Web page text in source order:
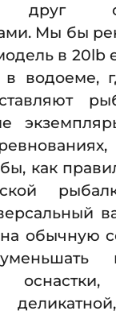
друг
Мы бы
в 20lb
в водоеме,
как
обычную